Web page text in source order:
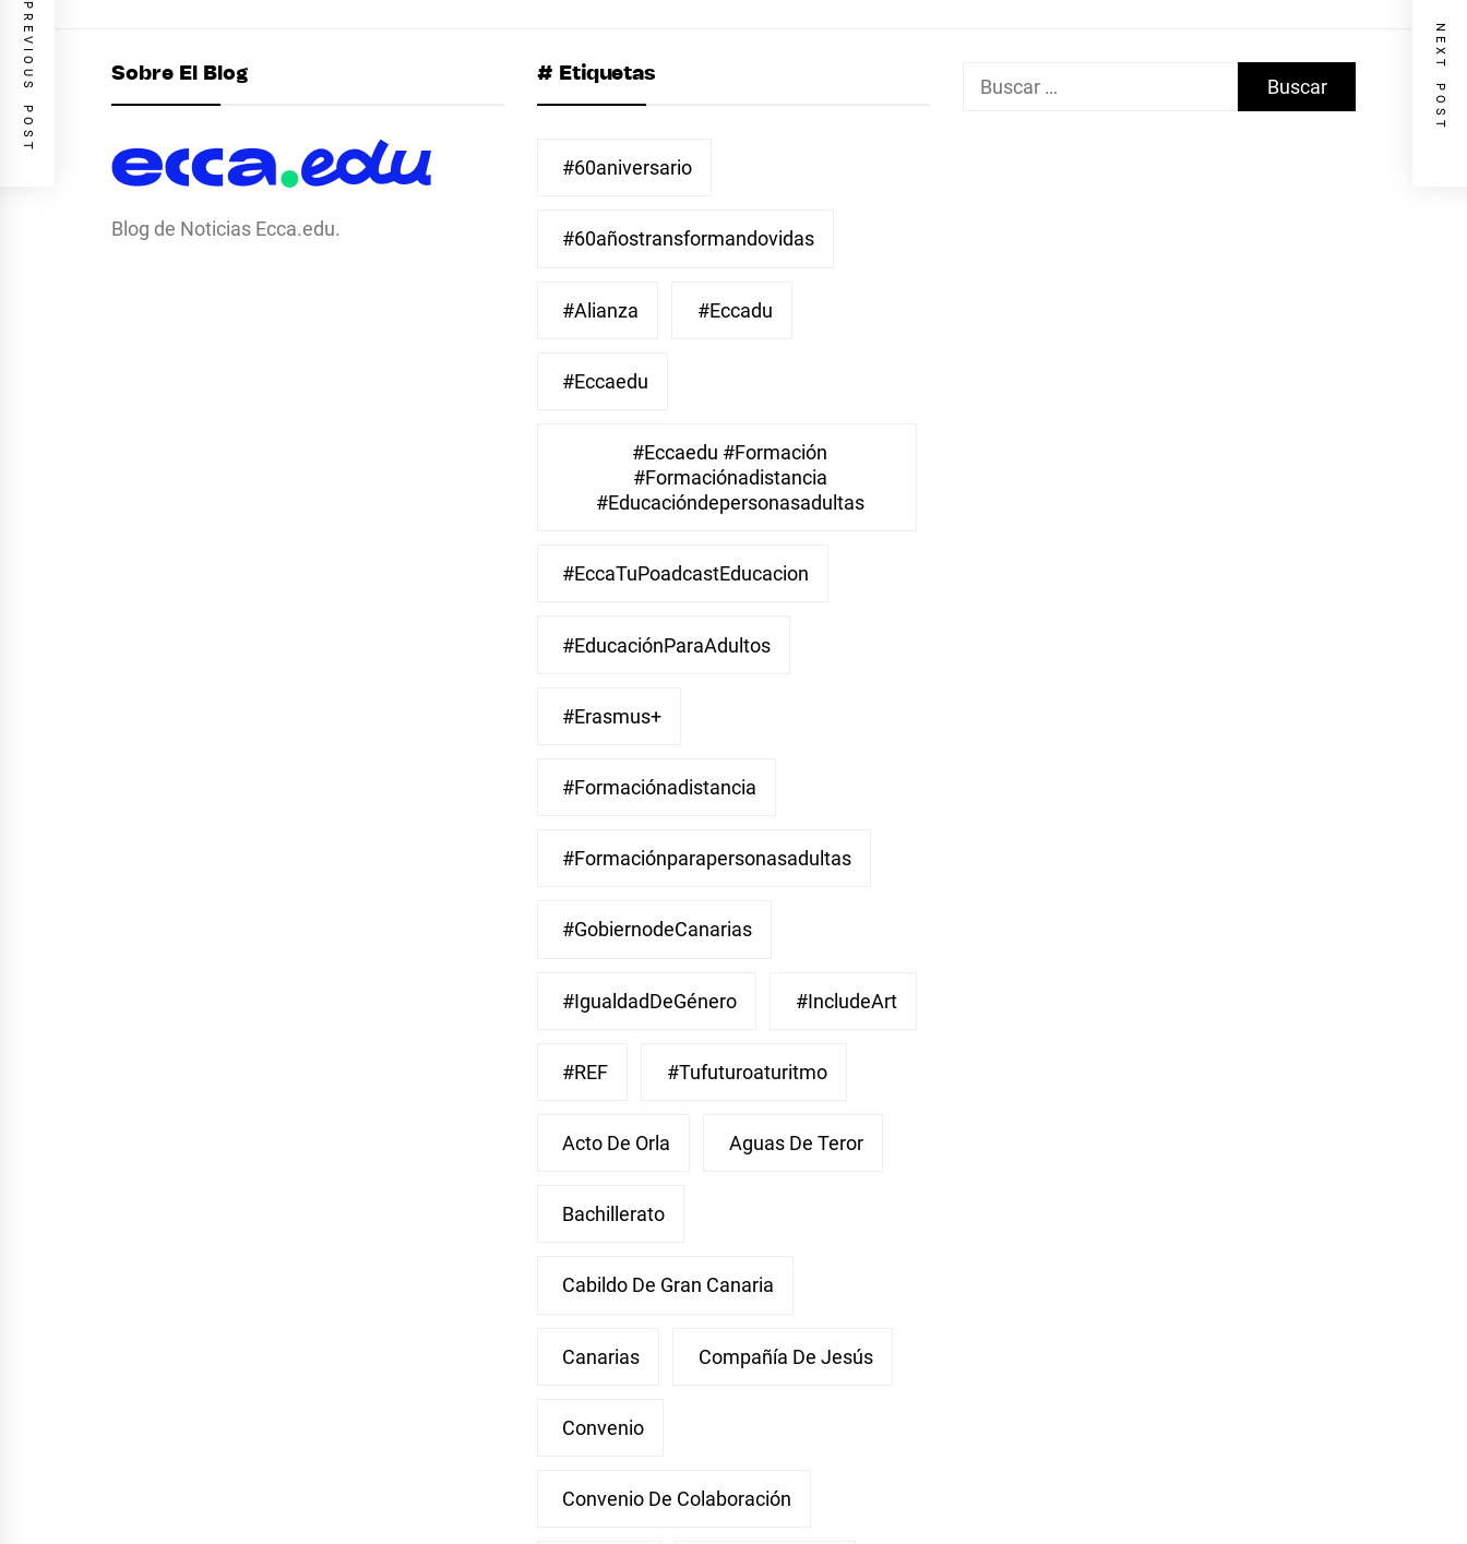
PREVIOUS POST NEXT POST
Sobre El Blog
Blog de Noticias Ecca.edu.
# Etiquetas
#60aniversario
#60añostransformandovidas
#Alianza #eccadu
#eccaedu
#eccaedu #formación
#formaciónadistancia
#educacióndepersonasadultas
#EccaTuPoadcastEducacion
#EducaciónParaAdultos
#Erasmus+
#Formaciónadistancia
#Formaciónparapersonasadultas
#GobiernodeCanarias
#IgualdadDeGénero #IncludeArt
#REF #Tufuturoaturitmo
Acto De Orla Aguas De Teror
Bachillerato
Cabildo De Gran Canaria
Canarias Compañía De Jesús
Convenio
Convenio De Colaboración
Buscar: